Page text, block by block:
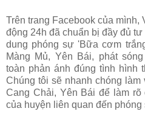
Trên trang Facebook của mình,
động 24h đã chuẩn bị đầy đủ
dung phóng sự 'Bữa cơm
Màng Mủ, Yên Bái, phát
toàn phản ánh đúng tình hình
Chúng tôi sẽ nhanh chóng
Cang Chải, Yên Bái để làm rõ
của huyện liên quan đến phóng